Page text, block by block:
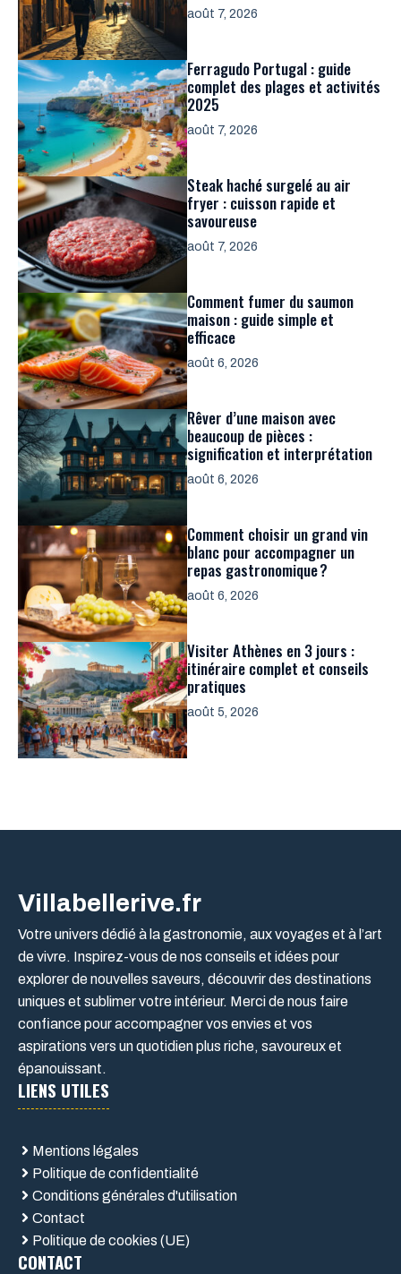
août 7, 2026
Ferragudo Portugal : guide
complet des plages et activités
2025
août 7, 2026
Steak haché surgelé au air
fryer : cuisson rapide et
savoureuse
août 7, 2026
Comment fumer du saumon
maison : guide simple et
efficace
août 6, 2026
Rêver d’une maison avec
beaucoup de pièces :
signification et interprétation
août 6, 2026
Comment choisir un grand vin
blanc pour accompagner un
repas gastronomique ?
août 6, 2026
Visiter Athènes en 3 jours :
itinéraire complet et conseils
pratiques
août 5, 2026
Villabellerive.fr
Votre univers dédié à la gastronomie, aux voyages et à l’art
de vivre. Inspirez-vous de nos conseils et idées pour
explorer de nouvelles saveurs, découvrir des destinations
uniques et sublimer votre intérieur. Merci de nous faire
confiance pour accompagner vos envies et vos
aspirations vers un quotidien plus riche, savoureux et
épanouissant.
LIENS UTILES
Mentions légales
Politique de confidentialité
Conditions générales d'utilisation
Contact
Politique de cookies (UE)
CONTACT